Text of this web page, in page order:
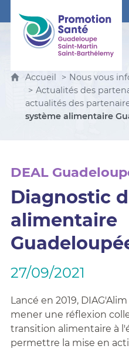
Promotion Santé
Accueil Nous vous
Actualités des
actualités des
système alimentaire
DEAL
Diagnostic
alimentaire
27/09/2021
Lancé en 2019,
mener une réflexion
transition alimentaire à
permettre la mise en